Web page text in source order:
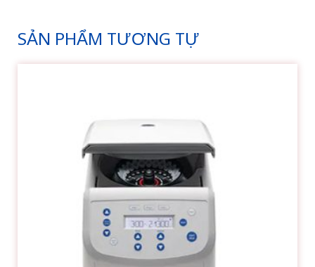
SẢN PHẨM TƯƠNG TỰ